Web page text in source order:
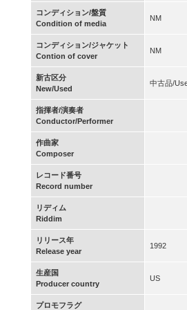
コンディション/盤質
Condition of media
NM
コンディション/ジャケット
Contion of cover
NM
新古区分
New/Used
中古品/
指揮者/演奏者
Conductor/Performer
作曲家
Composer
レコード番号
Record number
リディム
Riddim
リリース年
Release year
1992
生産国
Producer country
US
プロモフラグ